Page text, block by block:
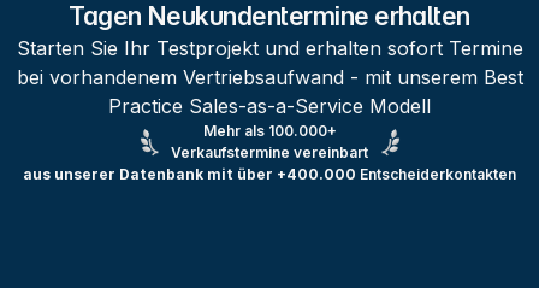
Tagen Neukundentermine erhalten
Starten Sie Ihr Testprojekt und erhalten sofort Termine
bei vorhandenem Vertriebsaufwand - mit unserem Best
Practice Sales-as-a-Service Modell
Mehr als 100.000+
Verkaufstermine vereinbart
aus unserer Datenbank mit über +400.000 Entscheiderkontakten